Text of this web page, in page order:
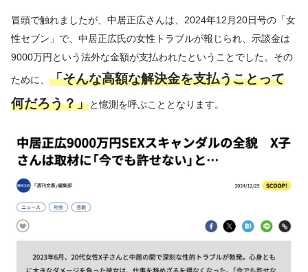
冒頭で触れましたが、中居正広さんは、2024年12月20日号の「女
性セブン」で、中居正広氏の女性トラブルが報じられ、示談金は
9000万円という法外な金額が支払われたということでした。その
ために、 「そんな高額な解決金を支払うことって
何だろう？」と憶測を呼ぶこととなります。